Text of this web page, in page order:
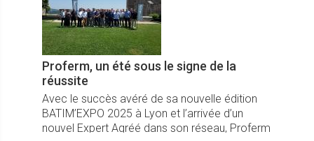
Proferm, un été sous le signe de la
réussite
Avec le succès avéré de sa nouvelle édition
BATIM’EXPO 2025 à Lyon et l’arrivée d’un
nouvel Expert Agréé dans son réseau, Proferm